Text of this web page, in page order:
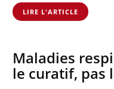
LIRE L'ARTICLE
Maladies
le curatif, pas